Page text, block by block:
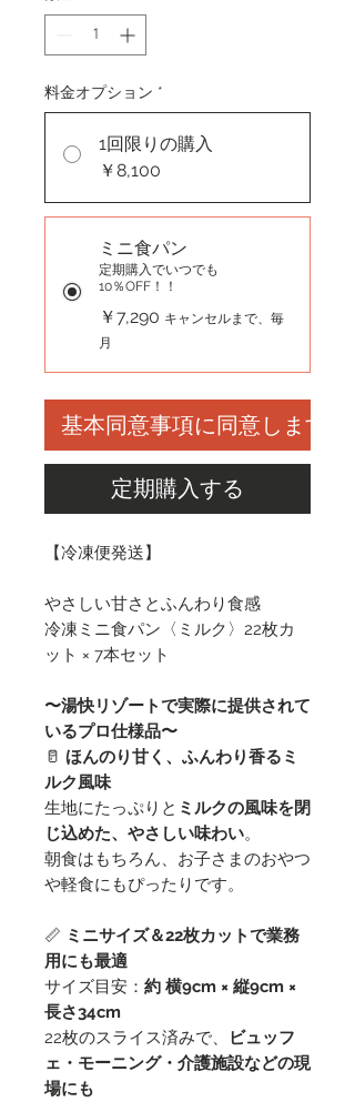
料金オプション *
1回限りの購入
￥8,100
ミニ食パン
定期購入でいつでも
10％OFF！！
￥7,290 キャンセルまで、毎
月
基本同意事項に同意します
定期購入する
【冷凍便発送】
やさしい甘さとふんわり食感
冷凍ミニ食パン〈ミルク〉22枚カ
ット × 7本セット
〜湯快リゾートで実際に提供されて
いるプロ仕様品〜
🥛 ほんのり甘く、ふんわり香るミ
ルク風味
生地にたっぷりと ミルクの風味を閉
じ込めた、やさしい味わい。
朝食はもちろん、お子さまのおやつ
や軽食にもぴったりです。
📏 ミニサイズ＆22枚カットで業務
用にも最適
サイズ目安： 約 横9cm × 縦9cm ×
長さ34cm
22枚のスライス済みで、
ビュッフ
ェ・モーニング・介護施設などの現
場にも